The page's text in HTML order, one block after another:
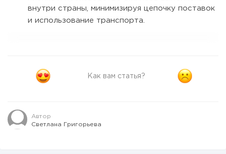
внутри страны, минимизируя цепочку поставок
и использование транспорта.
Как вам статья?
Автор
Светлана Григорьева